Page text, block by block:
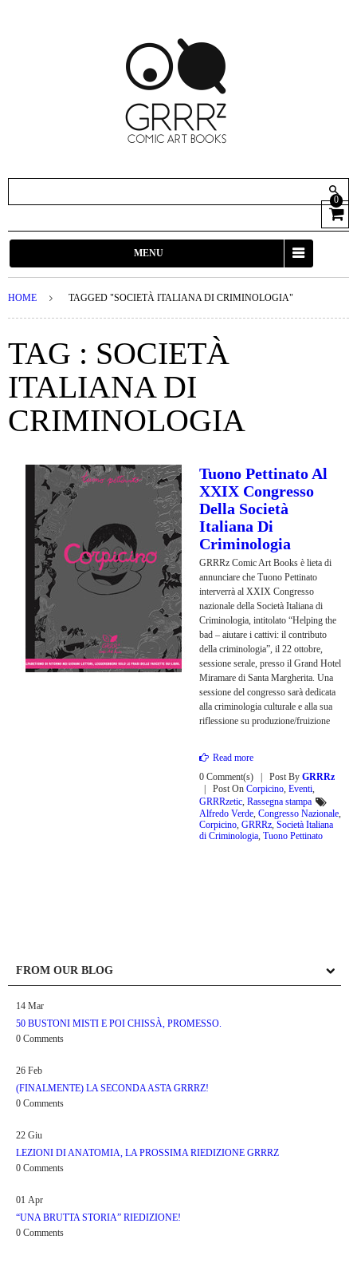
View
Cart
0
MENU
HOME TAGGED "SOCIETÀ ITALIANA DI CRIMINOLOGIA"
TAG : SOCIETÀ
ITALIANA DI
CRIMINOLOGIA
Tuono Pettinato Al
XXIX Congresso
Della Società
Italiana Di
Criminologia
GRRRz Comic Art Books è lieta di
annunciare che Tuono Pettinato
interverrà al XXIX Congresso
nazionale della Società Italiana di
Criminologia, intitolato “Helping the
bad – aiutare i cattivi: il contributo
della criminologia”, il 22 ottobre,
sessione serale, presso il Grand Hotel
Miramare di Santa Margherita. Una
sessione del congresso sarà dedicata
alla criminologia culturale e alla sua
riflessione su produzione/fruizione
Read more
0 Comment(s)
Post By GRRRz
Post On Corpicino, Eventi,
GRRRzetic, Rassegna stampa
Alfredo Verde, Congresso Nazionale,
Corpicino, GRRRz, Società Italiana
di Criminologia, Tuono Pettinato
FROM OUR BLOG
14 Mar
50 BUSTONI MISTI E POI CHISSÀ, PROMESSO.
0 Comments
26 Feb
(FINALMENTE) LA SECONDA ASTA GRRRZ!
0 Comments
22 Giu
LEZIONI DI ANATOMIA, LA PROSSIMA RIEDIZIONE GRRRZ
0 Comments
01 Apr
“UNA BRUTTA STORIA” RIEDIZIONE!
0 Comments